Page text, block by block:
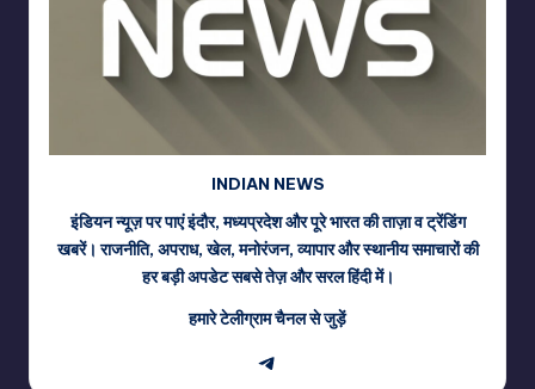
INDIAN NEWS
इंडियन न्यूज़ पर पाएं इंदौर, मध्यप्रदेश और पूरे भारत की ताज़ा व ट्रेंडिंग
खबरें। राजनीति, अपराध, खेल, मनोरंजन, व्यापार और स्थानीय समाचारों की
हर बड़ी अपडेट सबसे तेज़ और सरल हिंदी में।
हमारे टेलीग्राम चैनल से जुड़ें
Telegram